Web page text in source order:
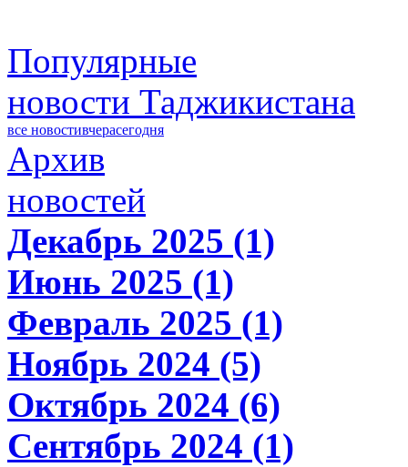
Популярные
новости Таджикистана
все новостивчерасегодня
Архив
новостей
Декабрь 2025 (1)
Июнь 2025 (1)
Февраль 2025 (1)
Ноябрь 2024 (5)
Октябрь 2024 (6)
Сентябрь 2024 (1)